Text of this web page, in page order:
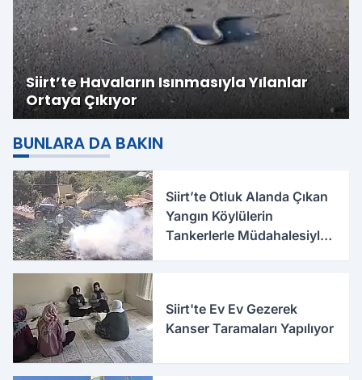
Siirt’te Havaların Isınmasıyla Yılanlar
Ortaya Çıkıyor
BUNLARA DA BAKIN
Siirt’te Otluk Alanda Çıkan
Yangın Köylülerin
Tankerlerle Müdahalesiyle
Siirt'te Ev Ev Gezerek
Kanser Taramaları Yapılıyor